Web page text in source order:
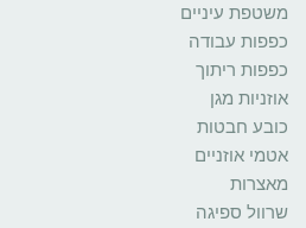
משטפת עיניים
כפפות עבודה
כפפות ריתוך
אוזניות מגן
כובע חבטות
אטמי אוזניים
מאצרות
שרוול ספיגה